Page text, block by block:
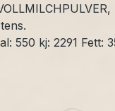
550 kj: 2291 Fett: